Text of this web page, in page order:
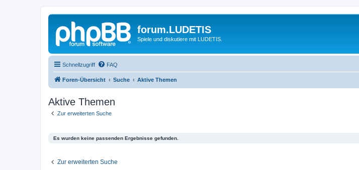
forum.LUDETIS
Spiele und diskutiere mit LUDETIS.
Schnellzugriff FAQ
Foren-Übersicht Suche Aktive Themen
Aktive Themen
Zur erweiterten Suche
Es wurden keine passenden Ergebnisse gefunden.
Zur erweiterten Suche